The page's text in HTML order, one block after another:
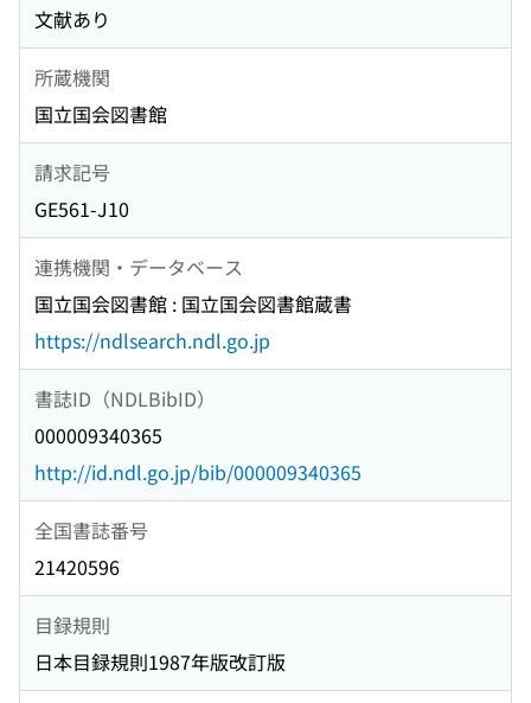
文献あり
所蔵機関
国立国会図書館
請求記号
GE561-J10
連携機関・データベース
国立国会図書館 : 国立国会図書館蔵書
https://ndlsearch.ndl.go.jp
書誌ID（NDLBibID）
000009340365
http://id.ndl.go.jp/bib/000009340365
全国書誌番号
21420596
目録規則
日本目録規則1987年版改訂版